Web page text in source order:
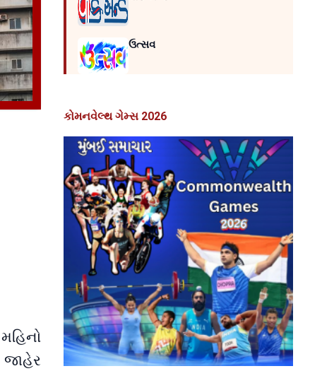
જાહેર
ઉત્સવ
કોમનવેલ્થ ગેમ્સ 2026